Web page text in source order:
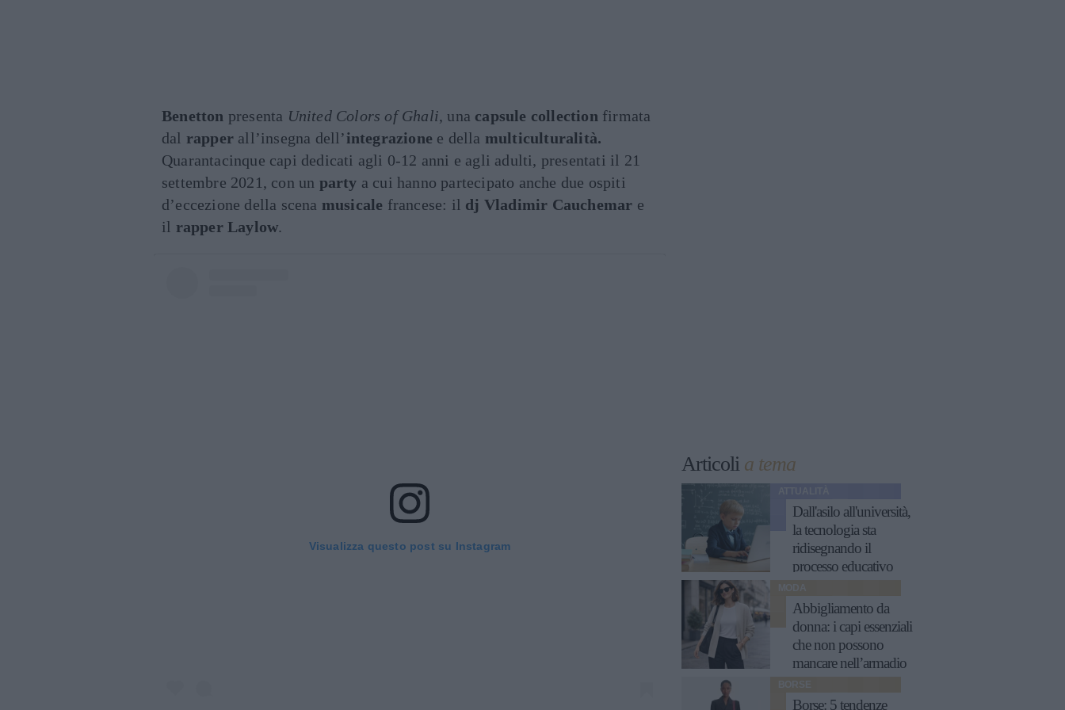
Benetton presenta United Colors of Ghali, una capsule collection firmata
dal rapper all’insegna dell’integrazione e della multiculturalità.
Quarantacinque capi dedicati agli 0-12 anni e agli adulti, presentati il 21
settembre 2021, con un party a cui hanno partecipato anche due ospiti
d’eccezione della scena musicale francese: il dj Vladimir Cauchemar e
il rapper Laylow.
Visualizza questo post su Instagram
Articoli a tema
Dall'asilo all'università,
la tecnologia sta
ridisegnando il
processo educativo
MODA
Abbigliamento da
donna: i capi essenziali
che non possono
mancare nell’armadio
BORSE
Borse: 5 tendenze